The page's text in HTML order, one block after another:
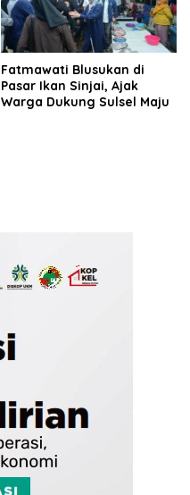
Fatmawati Blusukan di
Pasar Ikan Sinjai, Ajak
Warga Dukung Sulsel Maju